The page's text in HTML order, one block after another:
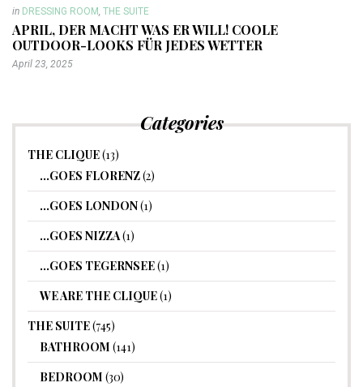
in DRESSING ROOM, THE SUITE
APRIL, DER MACHT WAS ER WILL! COOLE
OUTDOOR-LOOKS FÜR JEDES WETTER
April 23, 2025
Categories
THE CLIQUE(13)
…GOES FLORENZ(2)
…GOES LONDON(1)
…GOES NIZZA(1)
…GOES TEGERNSEE(1)
WE ARE THE CLIQUE(1)
THE SUITE(745)
BATHROOM (141)
BEDROOM (30)